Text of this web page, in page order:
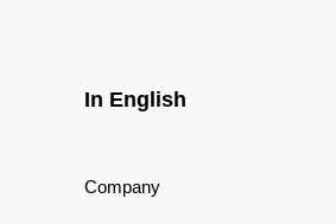
In English
Company